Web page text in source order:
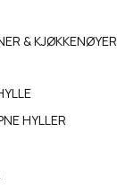
& KJØKKENØYER
HYLLER